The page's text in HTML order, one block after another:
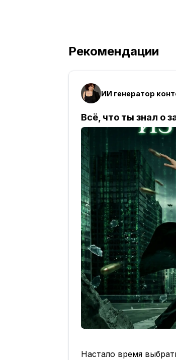
Рекомендации
Всё, что ты знал о
Настало время